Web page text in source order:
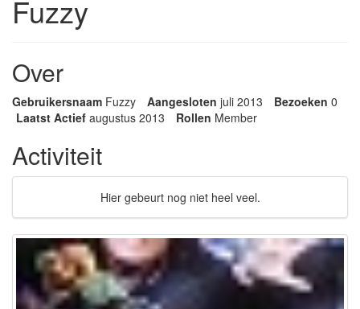
Fuzzy
Over
Gebruikersnaam Fuzzy Aangesloten juli 2013 Bezoeken 0
Laatst Actief augustus 2013 Rollen Member
Activiteit
Hier gebeurt nog niet heel veel.